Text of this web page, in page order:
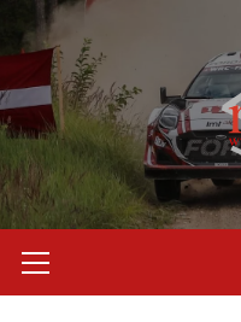
content
Menu